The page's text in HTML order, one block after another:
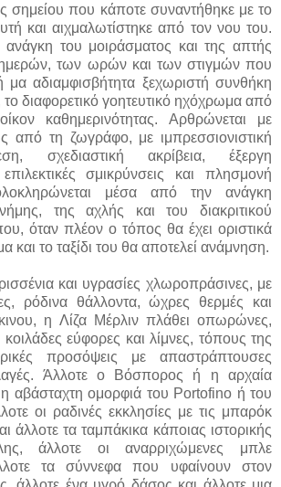
σημείου που κάποτε συναντήθηκε με το
και αιχμαλωτίστηκε από τον νου του.
ανάγκη του μοιράσματος και της απτής
των ωρών και των στιγμών που
μα αδιαμφισβήτητα ξεχωριστή συνθήκη
διαφορετικό γοητευτικό ηχόχρωμα από
καθημερινότητας. Αρθρώνεται με
τη ζωγράφο, με ιμπρεσσιονιστική
σχεδιαστική ακρίβεια, έξεργη
σμικρύνσεις και πλησμονή
μέσα από την ανάγκη
της αχλής και του διακριτικού
όταν πλέον ο τόπος θα έχει οριστικά
και το ταξίδι του θα αποτελεί ανάμνηση.
και υγρασίες χλωροπράσινες, με
ρόδινα θάλλοντα, ώχρες θερμές και
η Λίζα Μέρλιν πλάθει οπωρώνες,
κοιλάδες εύφορες και λίμνες, τόπους της
προσόψεις με απαστράπτουσες
Άλλοτε ο Βόσπορος ή η αρχαία
αβάσταχτη ομορφιά του Portofino ή του
οι ραδινές εκκλησίες με τις μπαρόκ
άλλοτε τα ταμπάκικα κάποιας ιστορικής
άλλοτε οι αναρριχώμενες μπλε
τα σύννεφα που υφαίνουν στον